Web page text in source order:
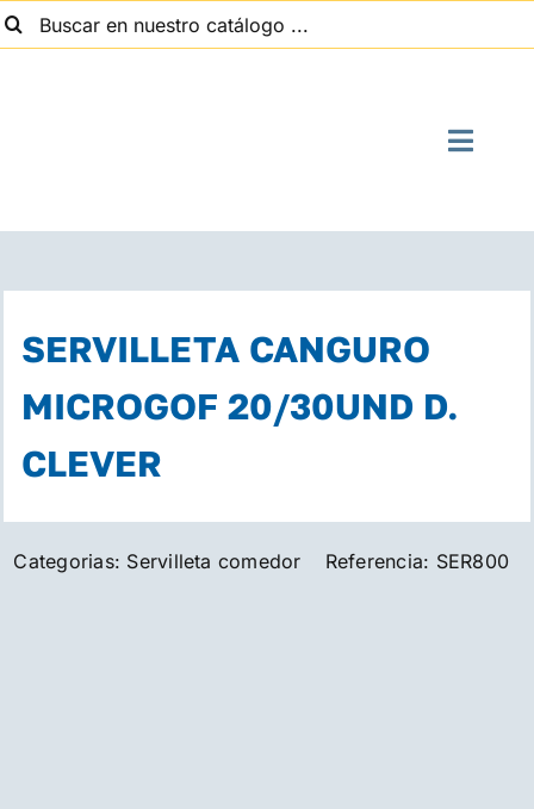
Saltar
al
Toggle
SERVILLETA CANGURO
MICROGOF 20/30UND D.
CLEVER
Categorias: Servilleta comedor Referencia: SER800